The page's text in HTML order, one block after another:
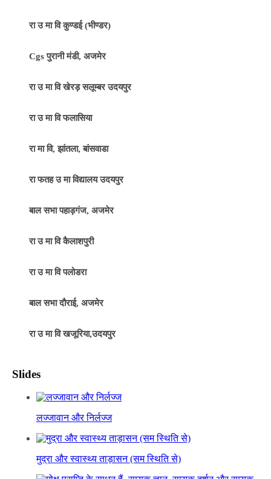
रा उ मा वि कुण्डई (भीण्डर)
Cgs पुरानी मंडी, अजमेर
रा उ मा वि खेरड़ सलूम्बर उदयपुर
रा उ मा वि फलासिया
रा मा वि, झांतला, बांसवाडा
रा फतह उ मा विद्यालय उदयपुर
बाल सभा पहाड़गंज, अजमेर
रा उ मा वि कैलाशपुरी
रा उ मा वि पलोडरा
बाल सभा दौराई, अजमेर
रा उ मा वि खजूरिया,उदयपुर
Slides
लज्जावान और निर्लज्ज
मुद्रा और स्वास्थ्य ताड़ासन (सम स्थिति से)